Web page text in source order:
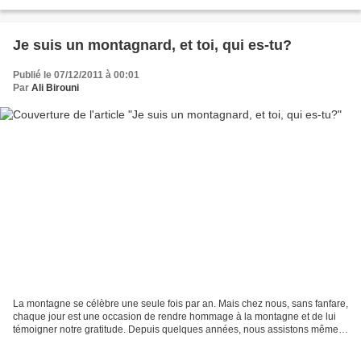
Je suis un montagnard, et toi, qui es-tu?
Publié le 07/12/2011 à 00:01
Par Ali Birouni
La montagne se célèbre une seule fois par an. Mais chez nous, sans fanfare,
chaque jour est une occasion de rendre hommage à la montagne et de lui
témoigner notre gratitude. Depuis quelques années, nous assistons même à